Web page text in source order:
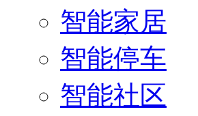
智能家居
智能停车
智能社区